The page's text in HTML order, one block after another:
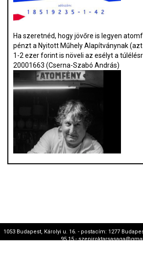
Ha szeretnéd, hogy jövőre is legyen
pénzt a Nyitott Műhely Alapítványnak
1-2 ezer forint is növeli az esélyt a
20001663 (Cserna-Szabó András)
1053 Budapest, Károlyi u. 16. - postacím: 1277
95 15 -